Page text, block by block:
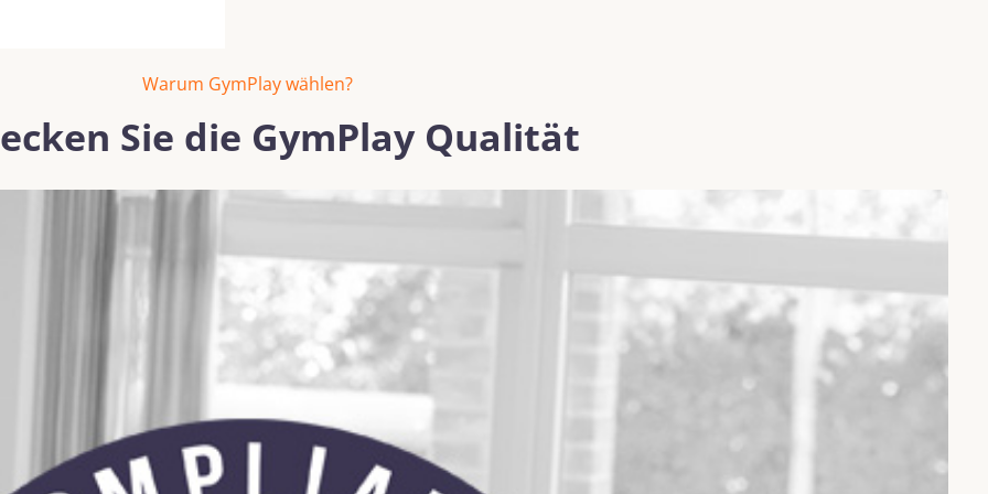
Warum GymPlay wählen?
Sie die GymPlay Qualität